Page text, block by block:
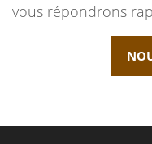
vous répondrons